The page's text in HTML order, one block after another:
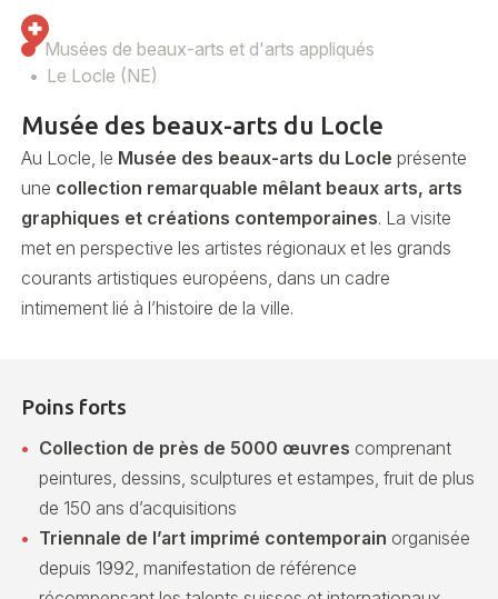
Musées de beaux-arts et d'arts appliqués
Le Locle (NE)
Musée des beaux-arts du Locle
Au Locle, le Musée des beaux-arts du Locle présente
une collection remarquable mêlant beaux arts, arts
graphiques et créations contemporaines. La visite
met en perspective les artistes régionaux et les grands
courants artistiques européens, dans un cadre
intimement lié à l’histoire de la ville.
Poins forts
Collection de près de 5000 œuvres comprenant
peintures, dessins, sculptures et estampes, fruit de plus
de 150 ans d’acquisitions
Triennale de l’art imprimé contemporain organisée
depuis 1992, manifestation de référence